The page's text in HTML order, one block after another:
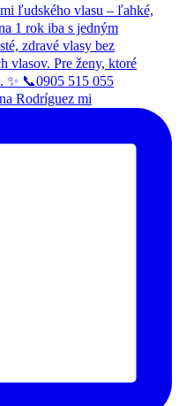
Rodríguez mi